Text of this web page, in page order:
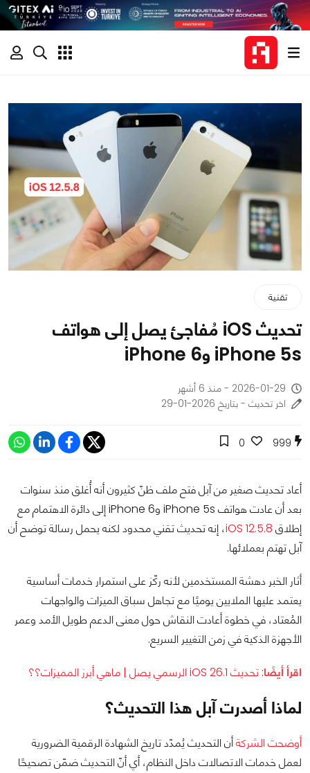
تقنية
تحديث iOS مُفاجئ يصل إلى هواتف
iPhone 5s وiPhone 6
2026-01-29 - منذ 6 أشهر
اخر تحديث - بتاريخ 2026-01-29
999
0
أعاد تحديث صغير من آبل فتح ملف ظنّ كثيرون أنه أُغلق منذ سنوات
بعد أن عادت هواتف iPhone 5s وiPhone 6 إلى دائرة الاهتمام مع
إطلاق iOS 12.5.8، إنه تحديث تقني محدود لكنه يحمل رسالة توضح أن
آبل تهتم بعملائها.
أثار الخبر دهشة المستخدمين لأنه ركّز على استمرار خدمات أساسية
يعتمد عليها الملايين يوميًا مع تجاهل سباق الميزات والواجهات
المُعتاد، في خطوة أعادت النقاش حول معنى الدعم طويل الأمد وعمر
الأجهزة الذكية في زمن التغيير السريع.
اقرأ أيضًا: تحديث iOS 26.1 الرسمي يصل | ماهي أبرز المميزات؟؟
لماذا أصدرت آبل هذا التحديث؟
أوضحت الشركةأن التحديث يُمدّد تاريخ الشهادة الرقمية الضرورية
لعمل خدمات الاتصالات داخل النظام، أي أنّ التحديث ضمّن تصحيحًا